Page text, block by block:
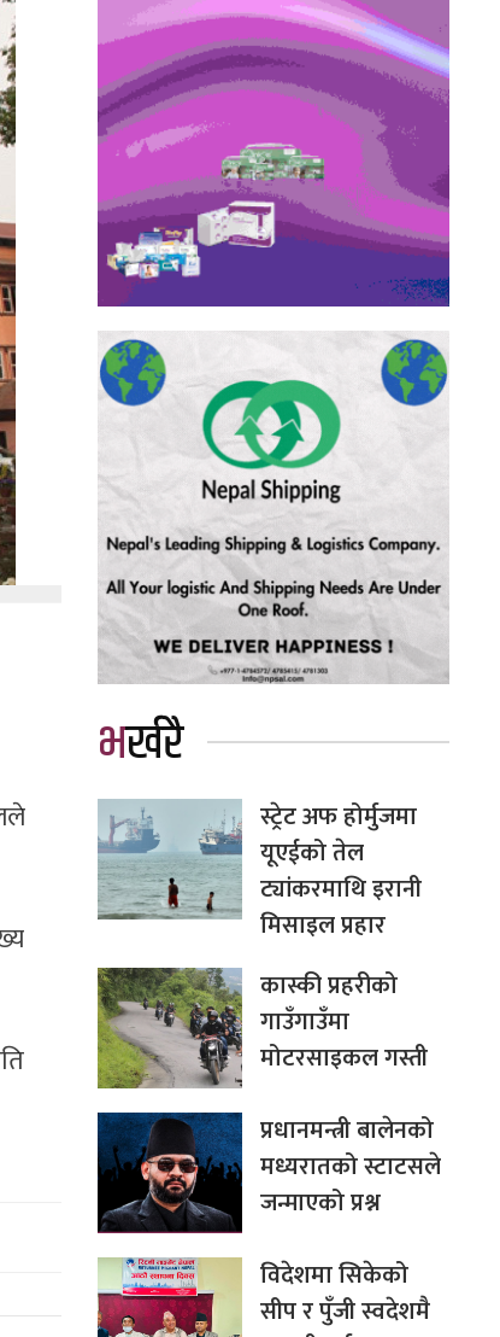
भर्खरै
स्ट्रेट अफ होर्मुजमा
यूएईको तेल
ट्यांकरमाथि इरानी
मिसाइल प्रहार
कास्की प्रहरीको
गाउँगाउँमा
मोटरसाइकल गस्ती
प्रधानमन्त्री बालेनको
मध्यरातको स्टाटसले
जन्माएको प्रश्न
विदेशमा सिकेको
सीप र पुँजी स्वदेशमै